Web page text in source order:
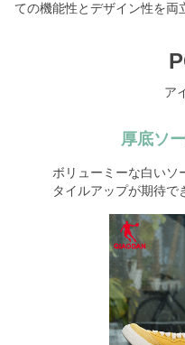
ての機能性とデザイン性を両
ア
厚底ソ
ボリューミーな白いソ
タイルアップが期待で